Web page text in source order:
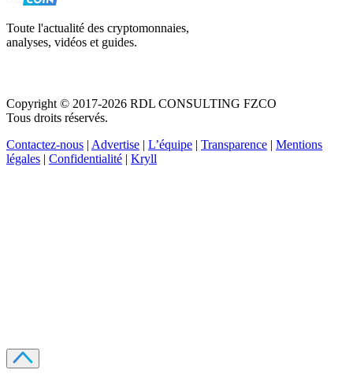
Toute l'actualité des cryptomonnaies,
analyses, vidéos et guides.
Copyright © 2017-2026 RDL CONSULTING FZCO
Tous droits réservés.
Contactez-nous | Advertise | L’équipe | Transparence | Mentions
légales | Confidentialité | Kryll